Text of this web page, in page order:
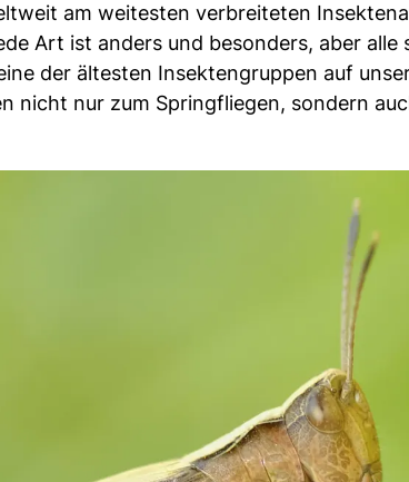
am weitesten verbreiteten
Art ist anders und besonders, aber alle
der ältesten Insektengruppen auf
nicht nur zum Springfliegen, sondern